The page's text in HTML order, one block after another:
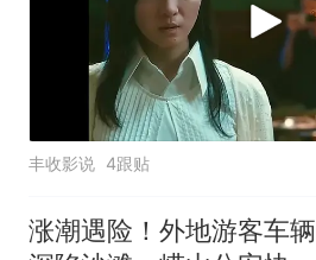
丰收影说 4跟贴
涨潮遇险！外地游客车辆